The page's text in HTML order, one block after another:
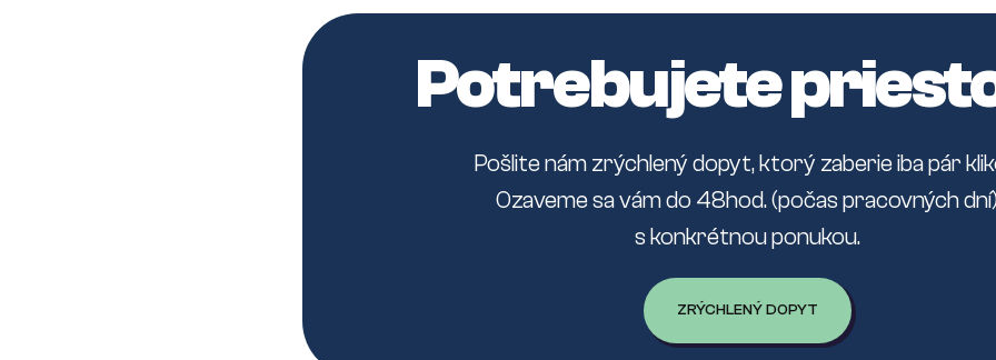
Potrebujete
Pošlite nám zrýchlený dopyt, ktorý zaberie iba pár
Ozaveme sa vám do 48hod. (počas pracovných
s konkrétnou ponukou.
ZRÝCHLENÝ DOPYT